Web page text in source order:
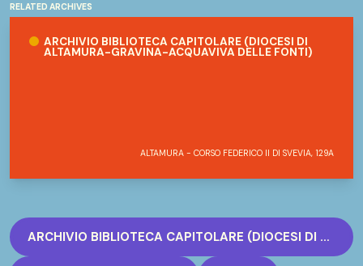
RELATED ARCHIVES
ARCHIVIO BIBLIOTECA CAPITOLARE (DIOCESI DI
ALTAMURA-GRAVINA-ACQUAVIVA DELLE FONTI)
ALTAMURA - CORSO FEDERICO II DI SVEVIA, 129A
ARCHIVIO BIBLIOTECA CAPITOLARE (DIOCESI DI ALTAMURA-GRAVINA-ACQUAVIVA DELLE FONTI)